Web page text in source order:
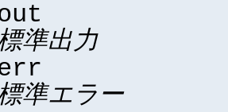
準出力
準エラー